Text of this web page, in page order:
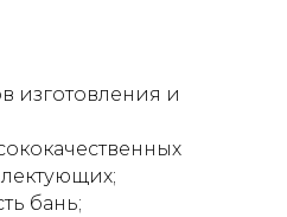
изготовления и
бань;